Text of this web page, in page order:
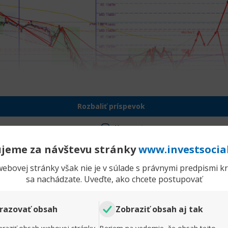
za návštevu stránky
stránky však nie je v súlade s právnymi predpismi
sa nachádzate. Uveďte, ako chcete postupovať
obsah Zobraziť obsah aj tak
Rozbaliť príspevok
Komentr
Gbp/cad
Príspevky 76
páre GBPCAD sa podarilo udržať cenu pod 1,8800 a
poklesu, ale pravdepodobnosť návratu
dokážu vrátiť cenu nad 1,8800, potom sa opäť